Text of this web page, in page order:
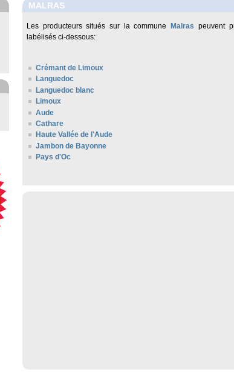
MALRAS
Les producteurs situés sur la commune Malras peuvent
labélisés ci-dessous:
Crémant de Limoux
Languedoc
Languedoc blanc
Limoux
Aude
Cathare
Haute Vallée de l'Aude
Jambon de Bayonne
Pays d'Oc